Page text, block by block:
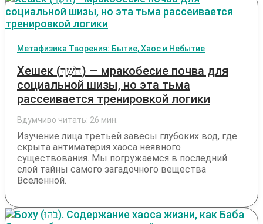
Метафизика Творения: Бытие, Хаос и Небытие
Хешек (חֹשֶׁךְ) — мракобесие почва для
социальной шизы, но эта тьма
рассеивается тренировкой логики
Вдумчиво читать: 26 мин.
Изучение лица третьей завесы глубоких вод, где
скрыта антиматерия хаоса неявного
существования. Мы погружаемся в последний
слой тайны самого загадочного вещества
Вселенной.